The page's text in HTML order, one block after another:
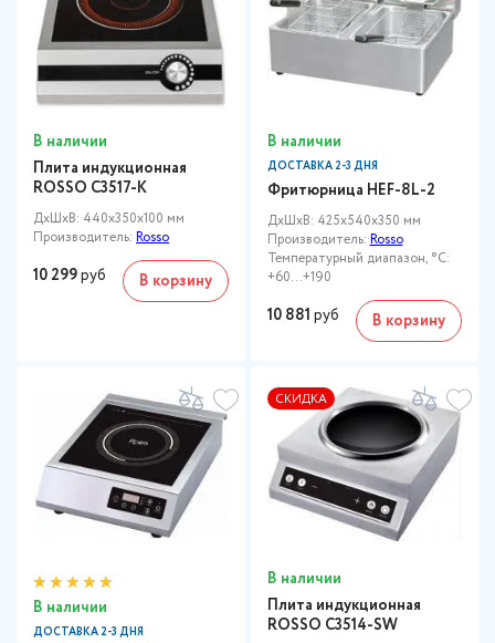
В наличии
Плита индукционная
ROSSO C3517-K
ДxШxВ: 440x350x100 мм
Производитель: Rosso
10 299руб В корзину
В наличии
ДОСТАВКА 2-3 ДНЯ
Фритюрница HEF-8L-2
ДxШxВ: 425x540x350 мм
Производитель:Rosso
Температурный диапазон, °C:
+60…+190
10 881 руб В корзину
В наличии
ДОСТАВКА 2-3 ДНЯ
СКИДКА
В наличии
Плита индукционная
ROSSO C3514-SW